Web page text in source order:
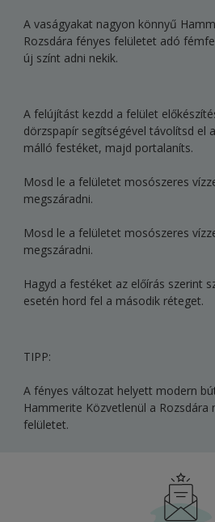
A vaságyakat nagyon könnyű
Rozsdára fényes felületet adó
új színt adni nekik.
A felújítást kezdd a felület
dörzspapír segítségével távolítsd el
málló festéket, majd portalaníts.
Mosd le a felületet mosószeres
megszáradni.
Mosd le a felületet mosószeres
megszáradni.
Hagyd a festéket az előírás szerint
esetén hord fel a második réteget.
TIPP:
A fényes változat helyett modern
Hammerite Közvetlenül a Rozsdára
felületet.